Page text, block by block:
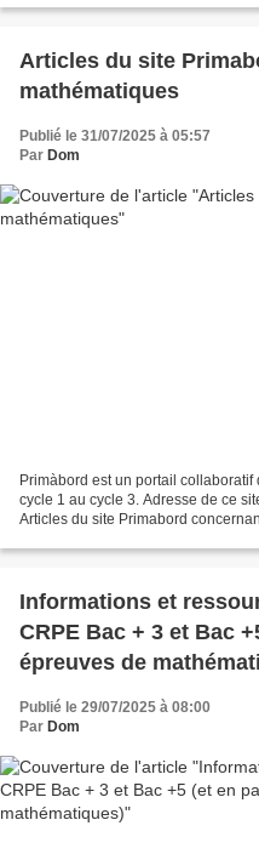
Articles du site
mathématiques
Publié le 31/07/2025 à 05:57
Par Dom
Primàbord est un portail
cycle 1 au cycle 3. Adresse de ce
Articles du site Primabord
Informations et
CRPE Bac + 3 et Bac
épreuves de
Publié le 29/07/2025 à 08:00
Par Dom